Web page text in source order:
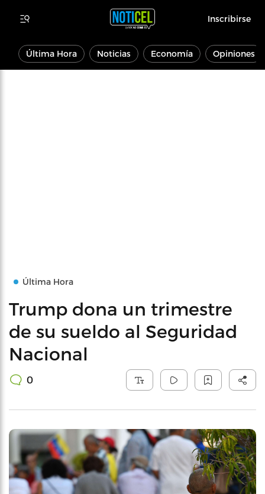
Inscribirse
Última Hora Noticias Economía Opiniones
Última Hora
Trump dona un trimestre
de su sueldo al Seguridad
Nacional
0